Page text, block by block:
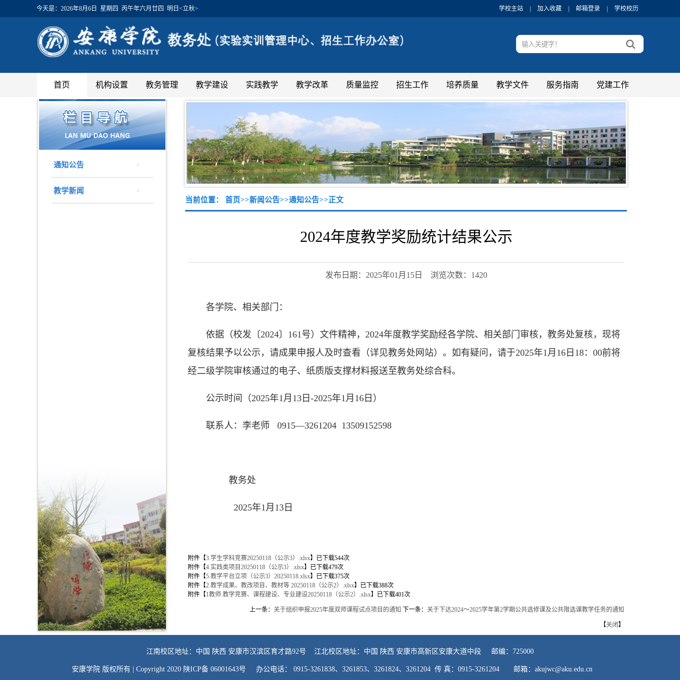
今天是： 2026年8月6日 星期四 丙午年六月廿四 明日<立秋> 学校主站 加入收藏 邮箱登录 学校校历
首页 机构设置 教务管理 教学建设 实践教学 教学改革 质量监控 招生工作 培养质量 教学文件 服务指南 党建工作
通知公告
教学新闻
当前位置： 首页>>新闻公告>>通知公告>>正文
2024年度教学奖励统计结果公示
发布日期：2025年01月15日 浏览次数： 1420
各学院、相关部门：
依据（校发〔2024〕 161号）文件精神， 2024年度教学奖励经各学院、相关部门审核，教务处复核，现将
复核结果予以公示，请成果申报人及时查看（详见教务处网站）。如有疑问，请于2025年1月 16 日 18： 00前将
经二级学院审核通过的电子、纸质版支撑材料报送至教务处综合科。
公示时间（2025年1月13日-2025年1月16日 ）
联系人：李老师 0915—3261204 13509152598
教务处
2025年1月 13 日
附件【3.学生学科竞赛20250118（公示3）.xlsx】已下载544次
附件【4.实践类项目20250118（公示3）.xlsx】已下载479次
附件【5.教学平台立项（公示3）20250118.xlsx】已下载375次
附件【2.教学成果、教改项目、教材等 20250118（公示2）.xlsx】已下载388次
附件【1教师.教学竞赛、课程建设、专业建设20250118（公示2）.xlsx】已下载401次
上一条： 关于组织申报2025年度双师课程试点项目的通知 下一条： 关于下达2024～2025学年第2学期公共选修课及公共限选课教学任务的通知
【关闭】
江南校区地址：中国 陕西 安康市汉滨区育才路92号 江北校区地址：中国 陕西 安康市高新区安康大道中段 邮编：725000
安康学院 版权所有 | Copyright 2020 陕ICP备 06001643号 办公电话： 0915-3261838、3261853、3261824、3261204 传 真：0915-3261204 邮箱：akujwc@aku.edu.cn